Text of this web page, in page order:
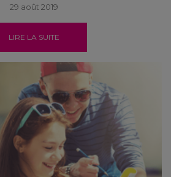
29 août 2019
LIRE LA SUITE